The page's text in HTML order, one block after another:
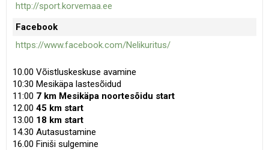
http://sport.korvemaa.ee
Facebook
https://www.facebook.com/Nelikuritus/
10.00 Võistluskeskuse avamine
10:30 Mesikäpa lastesõidud
11:00 7 km Mesikäpa noortesõidu start
12.00 45 km start
13.00 18 km start
14.30 Autasustamine
16.00 Finiši sulgemine